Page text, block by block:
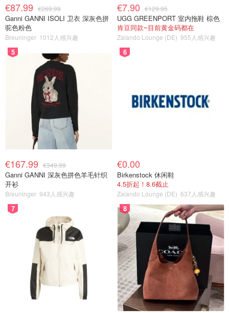
€87.99 €269.99
Ganni GANNI ISOLI 卫衣 深灰色拼
驼色粉色
Breuninger 1012人感兴趣
€7.90 €129.95
UGG GREENPORT 室内拖鞋 棕色
肯豆同款~目前黄金码都在
Zalando Lounge (DE) 955人感兴趣
5
€167.99 €349.99
Ganni GANNI 深灰色拼色羊毛针织
开衫
Breuninger 943人感兴趣
6
€0.00
Birkenstock 休闲鞋
4.5折起！8.6截止
Zalando Lounge (DE) 637人感兴趣
7 8